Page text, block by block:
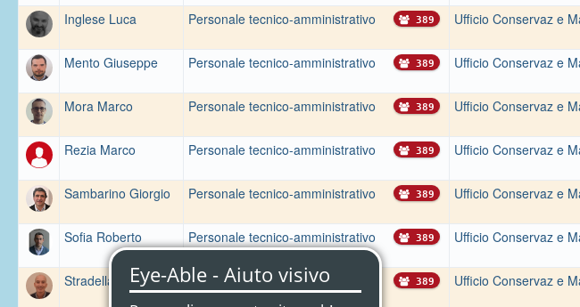
Inglese Luca
Personale tecnico-amministrativo 389 Ufficio Conservaz e
Mento Giuseppe
Personale tecnico-amministrativo 389 Ufficio Conservaz e
Mora Marco
Personale tecnico-amministrativo 389 Ufficio Conservaz e
Rezia Marco
Personale tecnico-amministrativo 389 Ufficio Conservaz e
Sambarino Giorgio
Personale tecnico-amministrativo 389 Ufficio Conservaz e
Sofia Roberto
Personale tecnico-amministrativo 389 Ufficio Conservaz e
Stradella Mauro
Personale tecnico-amministrativo 389 Ufficio Conservaz e